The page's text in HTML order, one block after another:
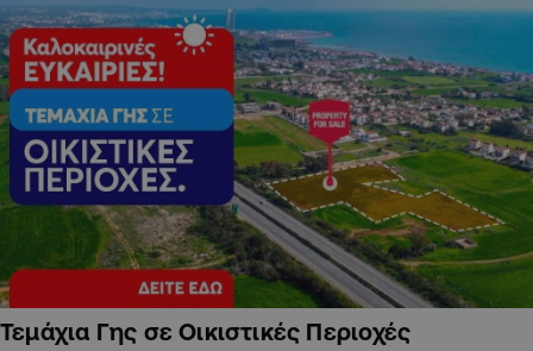
Τεμάχια Γης σε Οικιστικές Περιοχές